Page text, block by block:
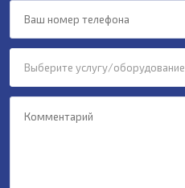
Выберите услугу/оборудование